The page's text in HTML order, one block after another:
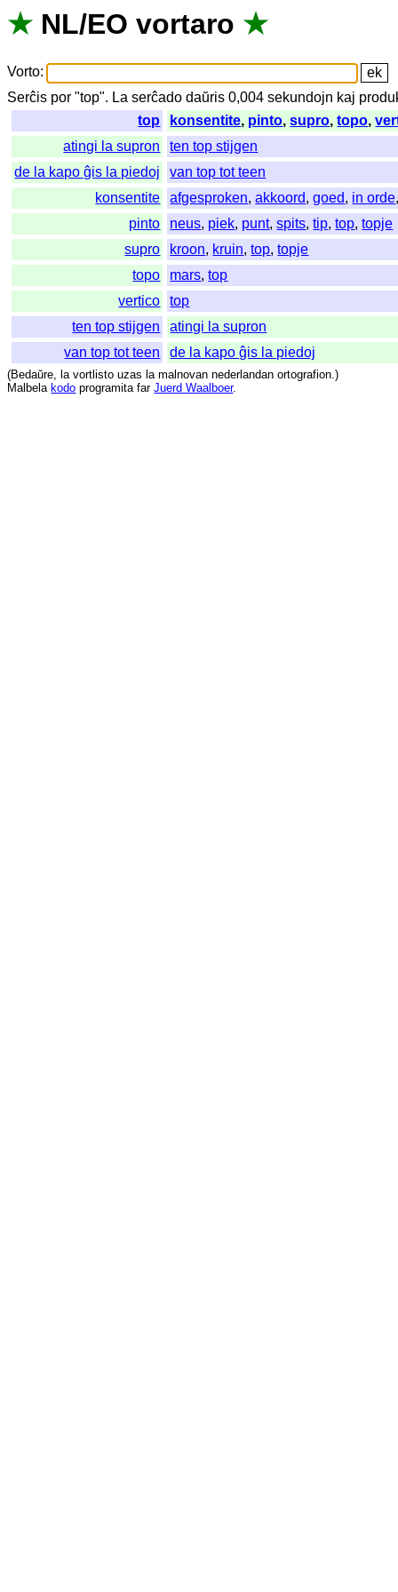
★ NL/EO vortaro ★
Vorto:
Serĉis por "top". La serĉado daŭris 0,004sekundojn kaj
top
konsentite, pinto,supro,topo,
atingi la supron
ten top stijgen
de la kapo ĝis la piedoj
van top tot teen
konsentite
afgesproken,akkoord,goed, in orde
pinto
neus, piek, punt,spits,tip,top,topje
supro
kroon, kruin,top,topje
topo
mars,top
vertico
top
ten top stijgen
atingi la supron
van top tot teen
de la kapo ĝis la piedoj
(Bedaŭre, la vortlisto uzas la malnovan nederlandan ortografion.)
Malbela kodo programita far Juerd Waalboer.